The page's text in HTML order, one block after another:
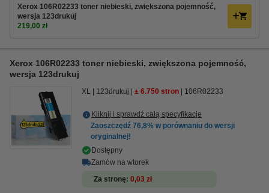
Xerox 106R02233 toner niebieski, zwiększona pojemność,
wersja 123drukuj
219,00 zł
Xerox 106R02233 toner niebieski, zwiększona pojemność,
wersja 123drukuj
XL 123drukuj ± 6.750 stron 106R02233
Kliknij i sprawdź całą specyfikacje
Zaoszczędź 76,8% w porównaniu do wersji
oryginalnej!
Dostępny
Zamów na wtorek
Za stronę 0,03 zł